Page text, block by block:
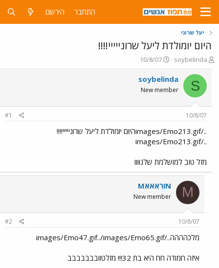
התחבר הירשם
יעל שרוני
היום יומולדת ליעל שרונייייי!!!!
פ
ו
ת
ח
ה
ש
soybelinda
פ
ו
ר
ם
ר
י
ך
10/8/07
S
soybelinda
New member
10/8/07
#1
../images/Emo213.gifהיום יומולדת ליעל שרונייייי!!!!
../images/Emo213.gif
מזל טוב למושלמת שלנוווו
M MוראאאN
New member
10/8/07
#2
מלכהההה../images/Emo47.gif../images/Emo65.gif
איזה חמודה חח היא בת 32!!! מזלטוובבבבבבב